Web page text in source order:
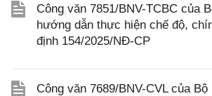
Công văn 7851/BNV-TCBC của
hướng dẫn thực hiện chế độ,
định 154/2025/NĐ-CP
Công văn 7689/BNV-CVL của